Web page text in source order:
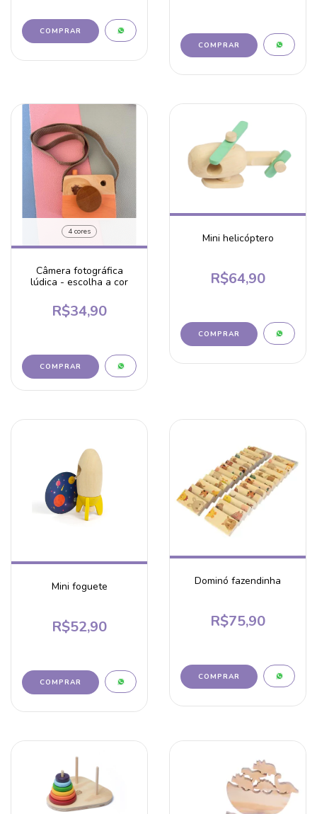
4 cores
Câmera fotográfica
lúdica - escolha a cor
R$34,90
COMPRAR
Mini helicóptero
R$64,90
Mini foguete
R$52,90
Dominó fazendinha
R$75,90